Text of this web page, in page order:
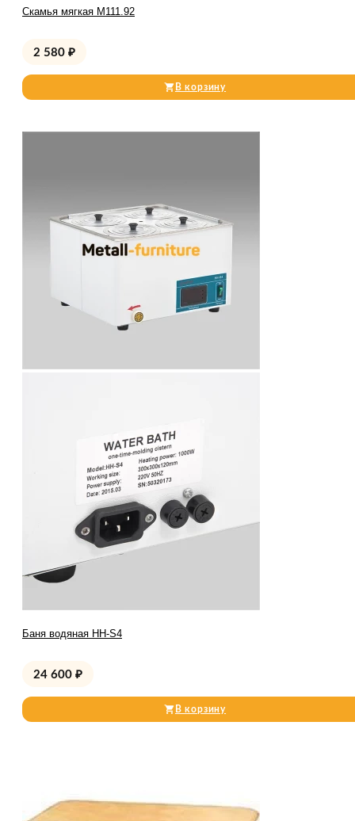
Скамья мягкая М111.92
2 580 ₽
В корзину
Баня водяная HH-S4
24 600 ₽
В корзину